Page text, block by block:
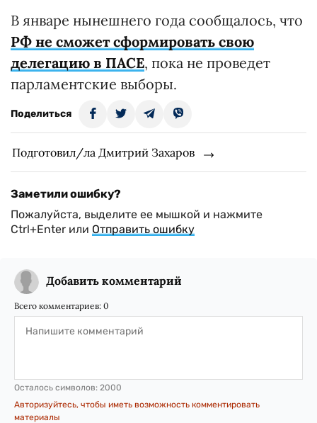
В январе нынешнего года сообщалось, что
РФ не сможет сформировать свою
делегацию в ПАСЕ, пока не проведет
парламентские выборы.
Поделиться
Подготовил/ла Дмитрий Захаров
Заметили ошибку?
Пожалуйста, выделите ее мышкой и нажмите
Ctrl+Enter или Отправить ошибку
Добавить комментарий
Всего комментариев: 0
Осталось символов: 2000
Авторизуйтесь, чтобы иметь возможность комментировать
материалы